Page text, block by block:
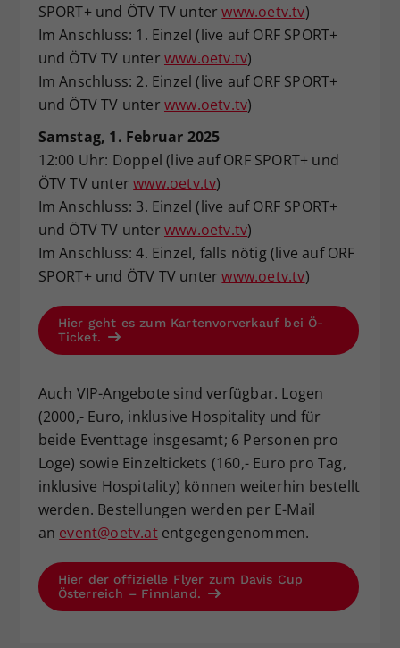
SPORT+ und ÖTV TV unterwww.oetv.tv)
Im Anschluss: 1. Einzel (live auf ORF SPORT+
und ÖTV TV unter www.oetv.tv)
Im Anschluss: 2. Einzel (live auf ORF SPORT+
und ÖTV TV unter www.oetv.tv)
Samstag, 1. Februar 2025
12:00 Uhr: Doppel (live auf ORF SPORT+ und
ÖTV TV unterwww.oetv.tv)
Im Anschluss: 3. Einzel (live auf ORF SPORT+
und ÖTV TV unter www.oetv.tv)
Im Anschluss: 4. Einzel, falls nötig (live auf ORF
SPORT+ und ÖTV TV unterwww.oetv.tv)
Hier geht es zum Kartenvorverkauf bei Ö-
Ticket.
Auch VIP-Angebote sind verfügbar. Logen
(2000,- Euro, inklusive Hospitality und für
beide Eventtage insgesamt; 6 Personen pro
Loge) sowie Einzeltickets (160,- Euro pro Tag,
inklusive Hospitality) können weiterhin bestellt
werden. Bestellungen werden per E-Mail
an event@oetv.atentgegengenommen.
Hier der offizielle Flyer zum Davis Cup
Österreich – Finnland.